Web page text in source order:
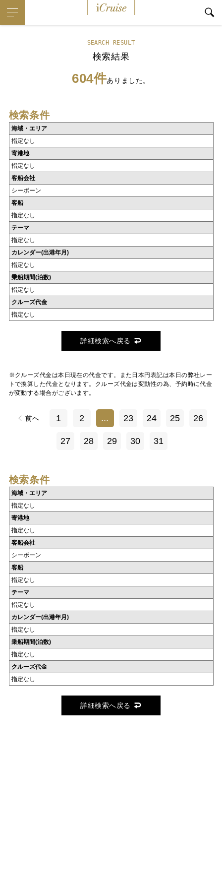
SEARCH RESULT
検索結果
604件ありました。
検索条件
海域・エリア
指定なし
寄港地
指定なし
客船会社
シーボーン
客船
指定なし
テーマ
指定なし
カレンダー(出港年月)
指定なし
乗船期間(泊数)
指定なし
クルーズ代金
指定なし
詳細検索へ戻る
※クルーズ代金は本日現在の代金です。また日本円表記は本日の弊社レー
トで換算した代金となります。クルーズ代金は変動性の為、予約時に代金
が変動する場合がございます。
前へ 1 2 ... 23 24 25 26
27 28 29 30 31
検索条件
海域・エリア
指定なし
寄港地
指定なし
客船会社
シーボーン
客船
指定なし
テーマ
指定なし
カレンダー(出港年月)
指定なし
乗船期間(泊数)
指定なし
クルーズ代金
指定なし
詳細検索へ戻る